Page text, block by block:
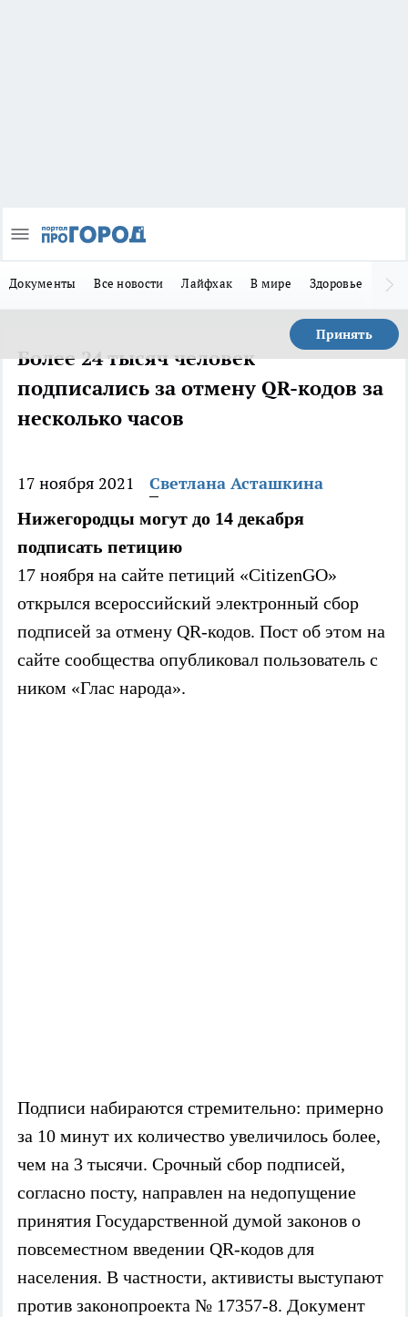
Документы Все новости Лайфхак В мире Здоровье
Принять
Более 24 тысяч человек
подписались за отмену QR-кодов за
несколько часов
17 ноября 2021 Светлана Асташкина
Нижегородцы могут до 14 декабря
подписать петицию
17 ноября на сайте петиций «CitizenGO»
открылся всероссийский электронный сбор
подписей за отмену QR-кодов. Пост об этом на
сайте сообщества опубликовал пользователь с
ником «Глас народа».
Подписи набираются стремительно: примерно
за 10 минут их количество увеличилось более,
чем на 3 тысячи. Срочный сбор подписей,
согласно посту, направлен на недопущение
принятия Государственной думой законов о
повсеместном введении QR-кодов для
населения. В частности, активисты выступают
против законопроекта № 17357-8. Документ